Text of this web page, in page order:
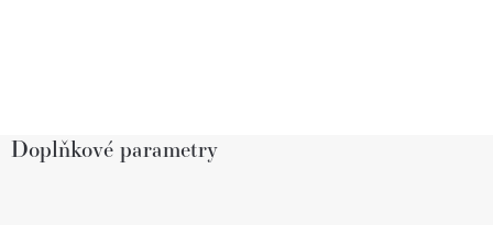
Doplňkové parametry